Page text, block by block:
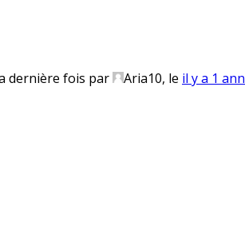
dernière fois par Aria10, le il y a 1